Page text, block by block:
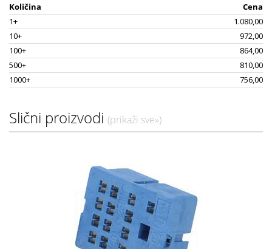
Količina
Cena
1+
1.080,00
10+
972,00
100+
864,00
500+
810,00
1000+
756,00
Slični proizvodi (prikaži sve»)